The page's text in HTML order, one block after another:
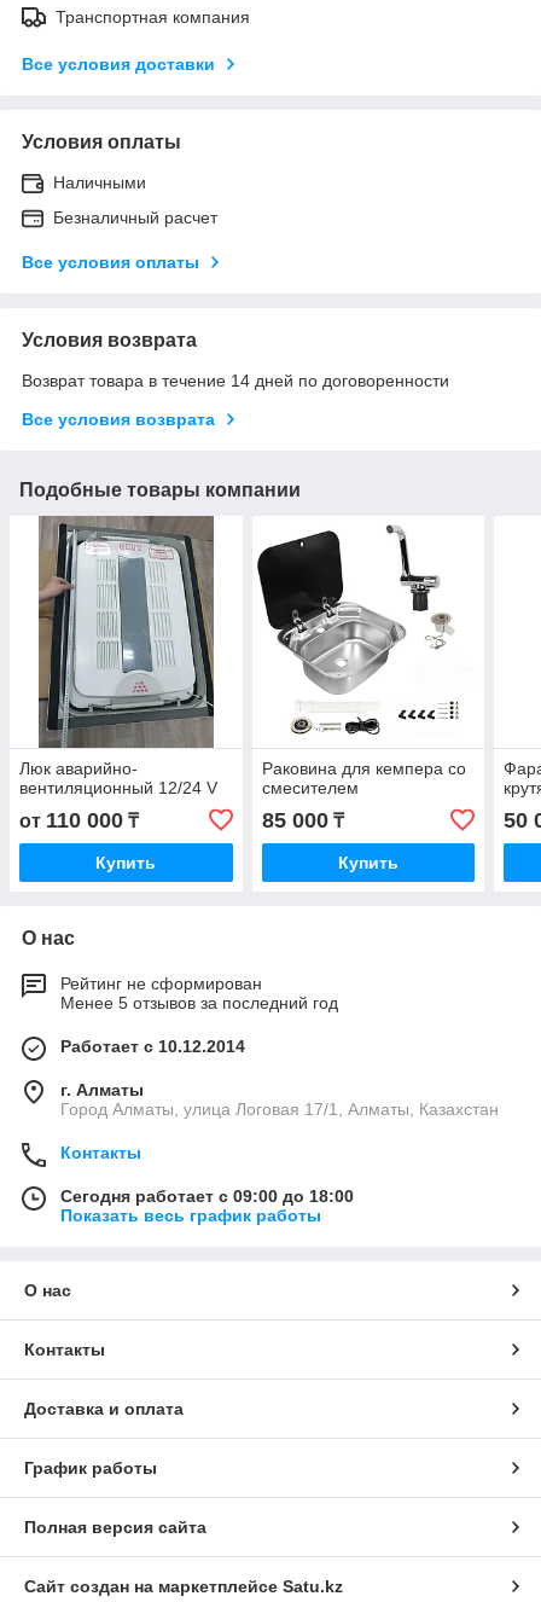
Транспортная компания
Все условия доставки
Условия оплаты
Наличными
Безналичный расчет
Все условия оплаты
Условия возврата
Возврат товара в течение 14 дней по договоренности
Все условия возврата
Подобные товары компании
Люк аварийно-
вентиляционный 12/24 V
от 110 000 ₸
Купить
Раковина для кемпера со
смесителем
85 000₸
Купить
50
О нас
Рейтинг не сформирован
Менее 5 отзывов за последний год
Работает с 10.12.2014
г. Алматы
Город Алматы, улица Логовая 17/1, Алматы, Казахстан
Контакты
Сегодня работает с 09:00 до 18:00
Показать весь график работы
О нас
Контакты
Доставка и оплата
График работы
Полная версия сайта
Сайт создан на маркетплейсе Satu.kz